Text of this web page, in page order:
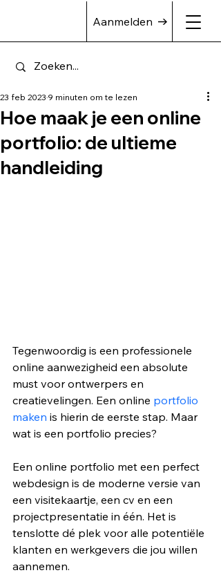
Aanmelden
Hoe maak je een online
portfolio: de ultieme
handleiding
23 feb 2023 9 minuten om te lezen
Tegenwoordig is een professionele
online aanwezigheid een absolute
must voor ontwerpers en
creatievelingen. Een online portfolio
maken is hierin de eerste stap. Maar
wat is een portfolio precies?
Een online portfolio met een perfect
webdesign is de moderne versie van
een visitekaartje, een cv en een
projectpresentatie in één. Het is
tenslotte dé plek voor alle potentiële
klanten en werkgevers die jou willen
aannemen.